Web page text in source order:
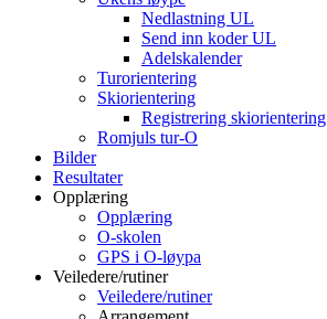
Nedlastning UL
Send inn koder UL
Adelskalender
Turorientering
Skiorientering
Registrering skiorientering
Romjuls tur-O
Bilder
Resultater
Opplæring
Opplæring
O-skolen
GPS i O-løypa
Veiledere/rutiner
Veiledere/rutiner